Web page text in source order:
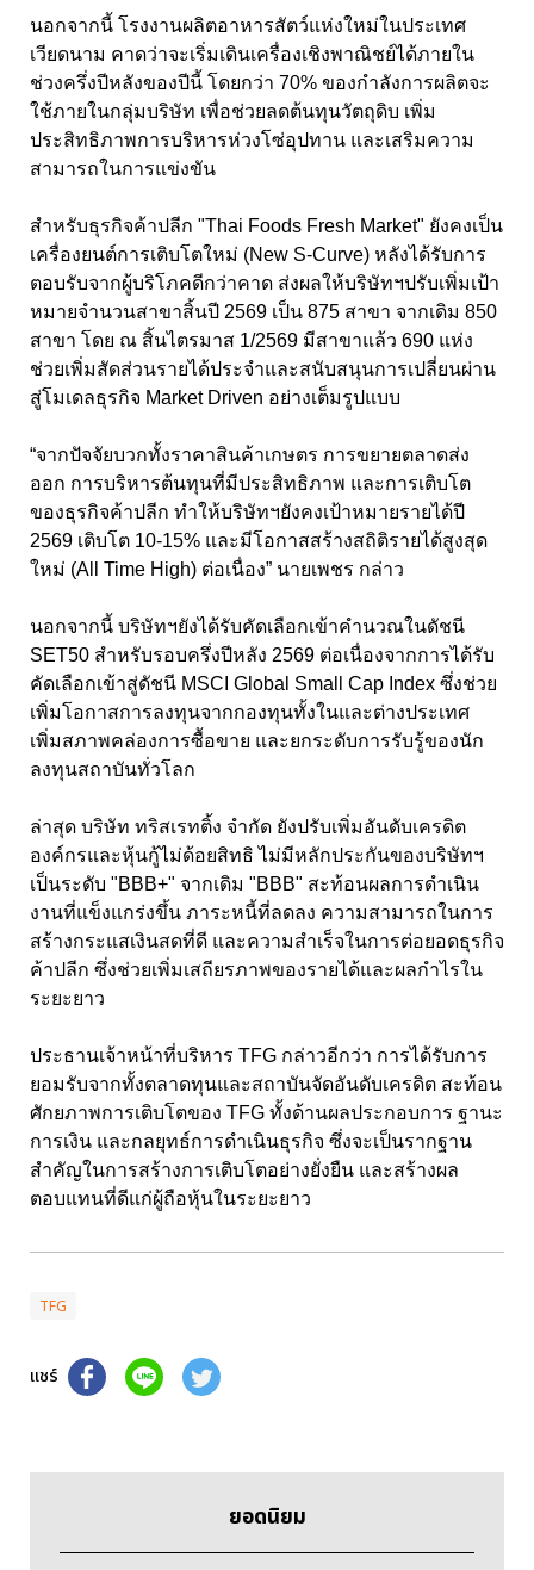
นอกจากนี้ โรงงานผลิตอาหารสัตว์แห่งใหม่ในประเทศ
เวียดนาม คาดว่าจะเริ่มเดินเครื่องเชิงพาณิชย์ได้ภายใน
ช่วงครึ่งปีหลังของปีนี้ โดยกว่า 70% ของกำลังการผลิตจะ
ใช้ภายในกลุ่มบริษัท เพื่อช่วยลดต้นทุนวัตถุดิบ เพิ่ม
ประสิทธิภาพการบริหารห่วงโซ่อุปทาน และเสริมความ
สามารถในการแข่งขัน
สำหรับธุรกิจค้าปลีก "Thai Foods Fresh Market" ยังคงเป็น
เครื่องยนต์การเติบโตใหม่ (New S-Curve) หลังได้รับการ
ตอบรับจากผู้บริโภคดีกว่าคาด ส่งผลให้บริษัทฯปรับเพิ่มเป้า
หมายจำนวนสาขาสิ้นปี 2569 เป็น 875 สาขา จากเดิม 850
สาขา โดย ณ สิ้นไตรมาส 1/2569 มีสาขาแล้ว 690 แห่ง
ช่วยเพิ่มสัดส่วนรายได้ประจำและสนับสนุนการเปลี่ยนผ่าน
สู่โมเดลธุรกิจ Market Driven อย่างเต็มรูปแบบ
“จากปัจจัยบวกทั้งราคาสินค้าเกษตร การขยายตลาดส่ง
ออก การบริหารต้นทุนที่มีประสิทธิภาพ และการเติบโต
ของธุรกิจค้าปลีก ทำให้บริษัทฯยังคงเป้าหมายรายได้ปี
2569 เติบโต 10-15% และมีโอกาสสร้างสถิติรายได้สูงสุด
ใหม่ (All Time High) ต่อเนื่อง” นายเพชร กล่าว
นอกจากนี้ บริษัทฯยังได้รับคัดเลือกเข้าคำนวณในดัชนี
SET50 สำหรับรอบครึ่งปีหลัง 2569 ต่อเนื่องจากการได้รับ
คัดเลือกเข้าสู่ดัชนี MSCI Global Small Cap Index ซึ่งช่วย
เพิ่มโอกาสการลงทุนจากกองทุนทั้งในและต่างประเทศ
เพิ่มสภาพคล่องการซื้อขาย และยกระดับการรับรู้ของนัก
ลงทุนสถาบันทั่วโลก
ล่าสุด บริษัท ทริสเรทติ้ง จำกัด ยังปรับเพิ่มอันดับเครดิต
องค์กรและหุ้นกู้ไม่ด้อยสิทธิ ไม่มีหลักประกันของบริษัทฯ
เป็นระดับ "BBB+" จากเดิม "BBB" สะท้อนผลการดำเนิน
งานที่แข็งแกร่งขึ้น ภาระหนี้ที่ลดลง ความสามารถในการ
สร้างกระแสเงินสดที่ดี และความสำเร็จในการต่อยอดธุรกิจ
ค้าปลีก ซึ่งช่วยเพิ่มเสถียรภาพของรายได้และผลกำไรใน
ระยะยาว
ประธานเจ้าหน้าที่บริหาร TFG กล่าวอีกว่า การได้รับการ
ยอมรับจากทั้งตลาดทุนและสถาบันจัดอันดับเครดิต สะท้อน
ศักยภาพการเติบโตของ TFG ทั้งด้านผลประกอบการ ฐานะ
การเงิน และกลยุทธ์การดำเนินธุรกิจ ซึ่งจะเป็นรากฐาน
สำคัญในการสร้างการเติบโตอย่างยั่งยืน และสร้างผล
ตอบแทนที่ดีแก่ผู้ถือหุ้นในระยะยาว
TFG
แชร์
ยอดนิยม